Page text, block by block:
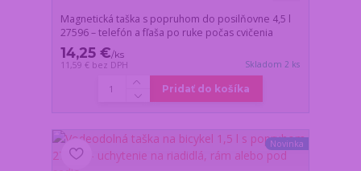
Magnetická taška s popruhom do posilňovne 4,5 l
27596 – telefón a fľaša po ruke počas cvičenia
14,25 €/ks
11,59 € bez DPH Skladom 2 ks
Pridať do košíka
Novinka